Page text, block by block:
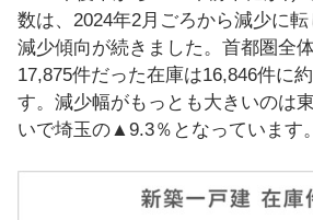
数は、2024年2月ごろから減少に
減少傾向が続きました。首都圏全
17,875件だった在庫は16,846件に
す。減少幅がもっとも大きいのは
いで埼玉の▲9.3％となっています。